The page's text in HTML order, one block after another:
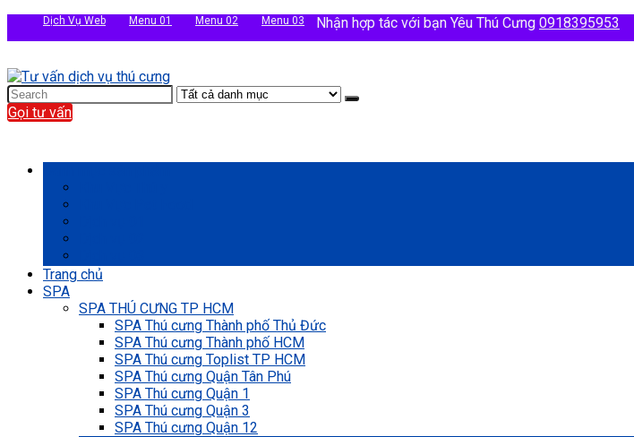
Dịch Vụ Web Menu 01 Menu 02 Menu 03 Nhận hợp tác với bạn Yêu Thú Cưng 0918395953
Gọi tư vấn
Trang chủ
SPA
SPA THÚ CƯNG TP HCM
SPA Thú cưng Thành phố Thủ Đức
SPA Thú cưng Thành phố HCM
SPA Thú cưng Toplist TP HCM
SPA Thú cưng Quận Tân Phú
SPA Thú cưng Quận 1
SPA Thú cưng Quận 3
SPA Thú cưng Quận 12